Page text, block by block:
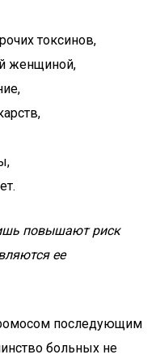
токсинов,
женщиной,
повышают риск
ее
последующим
больных не